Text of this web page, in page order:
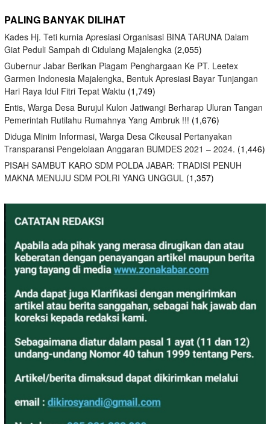
PALING BANYAK DILIHAT
Kades Hj. Teti kurnia Apresiasi Organisasi BINA TARUNA Dalam
Giat Peduli Sampah di Cidulang Majalengka (2,055)
Gubernur Jabar Berikan Piagam Penghargaan Ke PT. Leetex
Garmen Indonesia Majalengka, Bentuk Apresiasi Bayar Tunjangan
Hari Raya Idul Fitri Tepat Waktu (1,749)
Entis, Warga Desa Burujul Kulon Jatiwangi Berharap Uluran Tangan
Pemerintah Rutilahu Rumahnya Yang Ambruk !!! (1,676)
Diduga Minim Informasi, Warga Desa Cikeusal Pertanyakan
Transparansi Pengelolaan Anggaran BUMDES 2021 – 2024. (1,446)
PISAH SAMBUT KARO SDM POLDA JABAR: TRADISI PENUH
MAKNA MENUJU SDM POLRI YANG UNGGUL (1,357)